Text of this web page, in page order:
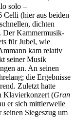
solo –
Celli (hier aus beiden
dichten
Der Kammermusik-
für Jubel, wie
kam relativ
seiner Musik
an. An seinen
die Ergebnisse
Zuletzt hatte
Klavierkonzert (Gran
er sich mittlerweile
Siegeszug um